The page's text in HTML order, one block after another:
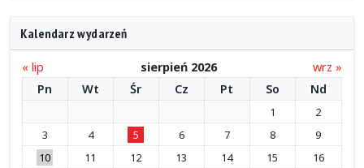
Kalendarz wydarzeń
« lip sierpień 2026
wrz »
Pn
Wt Śr Cz Pt So Nd
1
2
3
4 5 6 7 8
9
10
11 12 13 14 15
16